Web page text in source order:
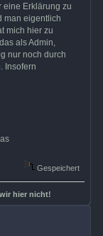
eine Erklärung zu
man eigentlich
mich hier zu
als Admin,
nur noch durch
Insofern
Gespeichert
hier nicht!